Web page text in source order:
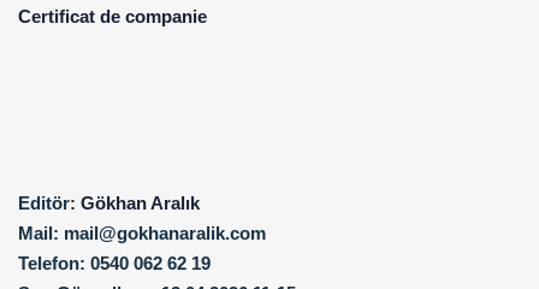
Certificat de companie
Editör: Gökhan Aralık
Mail: mail@gokhanaralik.com
Telefon: 0540 062 62 19